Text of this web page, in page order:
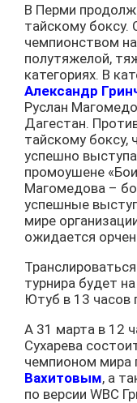
В Перми
тайскому боксу.
чемпионством
полутяжелой,
категориях. В
Александр
Руслан
Дагестан.
тайскому боксу,
успешно
промоушене
Магомедова –
успешные
мире
ожидается
турнира будет
Ютуб в 13 часов
А 31 марта в 12
Сухарева
чемпионом мира
Вахитовым, а
по версии WBC